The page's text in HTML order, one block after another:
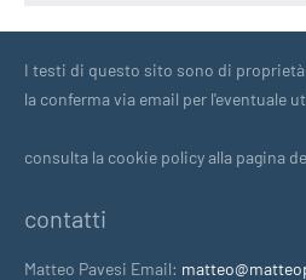
I testi di questo sito sono di
la conferma via email per l'eventuale
consulta la cookie policy alla pagina
contatti
Matteo Pavesi Email: